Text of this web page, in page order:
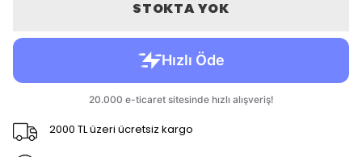
STOKTA YOK
2000 TL üzeri ücretsiz kargo